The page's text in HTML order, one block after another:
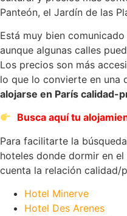
Panteón, el Jardín de las
Está muy bien
aunque algunas calles
Los precios son más
lo que lo convierte en una
alojarse en París calidad-
Busca aquí tu
Para facilitarte la
hoteles donde dormir en
cuenta la relación calidad/
Hotel Minerve
Hotel Des Arenes